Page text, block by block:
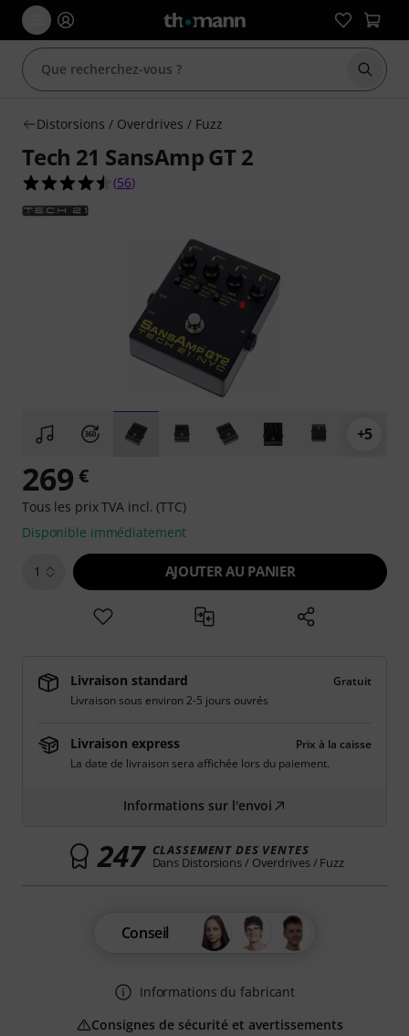
Distorsions / Overdrives / Fuzz
Tech 21 SansAmp GT 2
4.5 étoiles sur 5 d'après 56 évaluations clients
(56)
+5
269 €
Tous les prix TVA incl. (TTC)
Disponible immédiatement
1 AJOUTER AU PANIER
Livraison standard
Gratuit
Livraison sous environ 2-5 jours ouvrés
Livraison express
Prix à la caisse
La date de livraison sera affichée lors du paiement.
Informations sur l'envoi
247 CLASSEMENT DES VENTES
Dans Distorsions / Overdrives / Fuzz
Conseil
Informations du fabricant
Consignes de sécurité et avertissements